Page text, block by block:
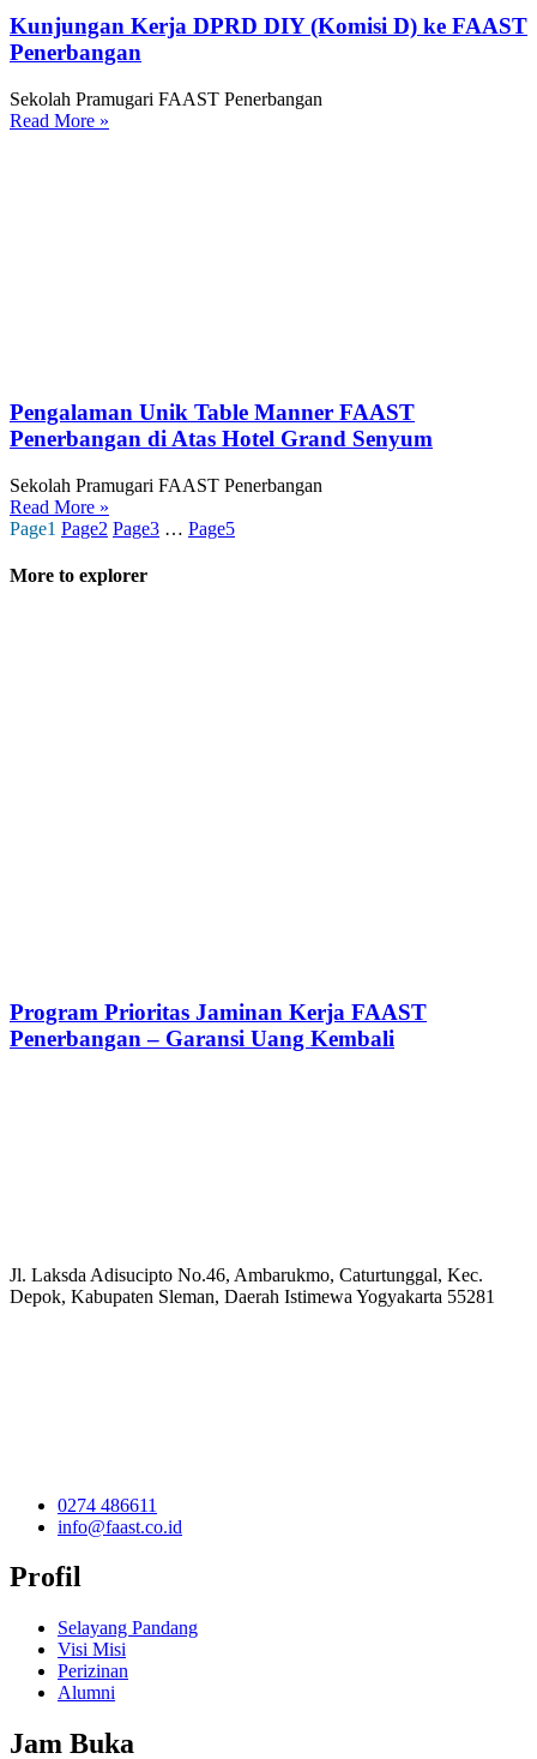
Kunjungan Kerja DPRD DIY (Komisi D) ke FAAST
Penerbangan
Sekolah Pramugari FAAST Penerbangan
Read More »
Pengalaman Unik Table Manner FAAST
Penerbangan di Atas Hotel Grand Senyum
Sekolah Pramugari FAAST Penerbangan
Read More »
Page1 Page2 Page3 … Page5
More to explorer
Program Prioritas Jaminan Kerja FAAST
Penerbangan – Garansi Uang Kembali
Jl. Laksda Adisucipto No.46, Ambarukmo, Caturtunggal, Kec.
Depok, Kabupaten Sleman, Daerah Istimewa Yogyakarta 55281
0274 486611
info@faast.co.id
Profil
Selayang Pandang
Visi Misi
Perizinan
Alumni
Jam Buka